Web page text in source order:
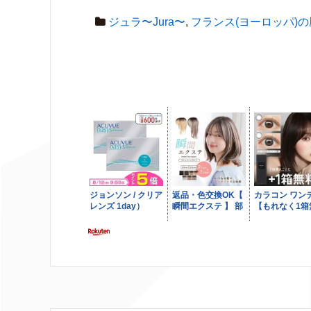
ジュラ〜Jura〜, フランス(ヨーロッパ)